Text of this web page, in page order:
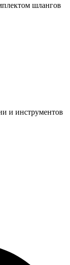
шлангов
и инструментов